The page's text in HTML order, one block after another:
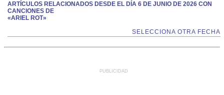
ARTÍCULOS RELACIONADOS DESDE EL DÍA 6 DE JUNIO DE 2026 CON
CANCIONES DE
«ARIEL ROT»
SELECCIONA OTRA FECHA
PUBLICIDAD